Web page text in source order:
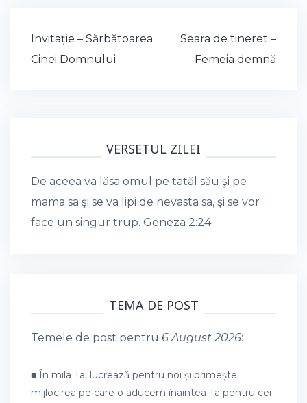
Post
navigation
Invitație – Sărbătoarea
Cinei Domnului
Seara de tineret –
Femeia demnă
VERSETUL ZILEI
De aceea va lăsa omul pe tatăl său şi pe
mama sa şi se va lipi de nevasta sa, şi se vor
face un singur trup. Geneza 2:24
TEMA DE POST
Temele de post pentru 6 August 2026:
■ În mila Ta, lucrează pentru noi și primește
mijlocirea pe care o aducem înaintea Ta pentru cei